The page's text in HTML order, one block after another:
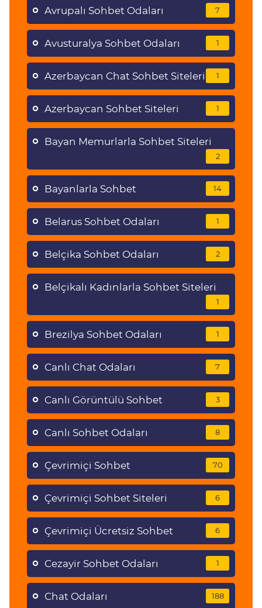
Avrupalı Sohbet Odaları 7
Avusturalya Sohbet Odaları 1
Azerbaycan Chat Sohbet Siteleri 1
Azerbaycan Sohbet Siteleri 1
Bayan Memurlarla Sohbet Siteleri
2
Bayanlarla Sohbet 14
Belarus Sohbet Odaları 1
Belçika Sohbet Odaları 2
Belçikalı Kadınlarla Sohbet Siteleri
1
Brezilya Sohbet Odaları 1
Canlı Chat Odaları 7
Canlı Görüntülü Sohbet 3
Canlı Sohbet Odaları 8
Çevrimiçi Sohbet 70
Çevrimiçi Sohbet Siteleri 6
Çevrimiçi Ücretsiz Sohbet 6
Cezayir Sohbet Odaları 1
Chat Odaları 188